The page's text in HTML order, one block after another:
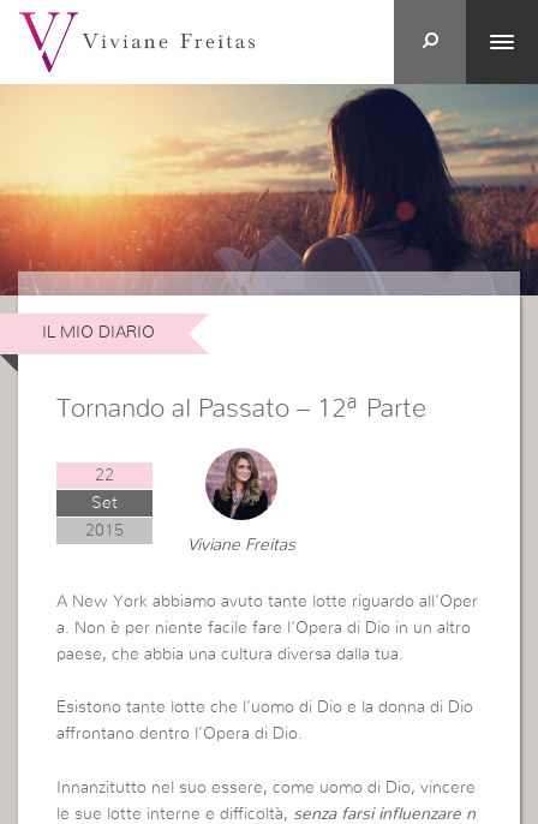
IL MIO DIARIO
Tornando al Passato – 12ª Parte
22
Set
2015
Viviane Freitas
A New York abbiamo avuto tante lotte riguardo all’Oper
a. Non è per niente facile fare l’Opera di Dio in un altro
paese, che abbia una cultura diversa dalla tua.
Esistono tante lotte che l’uomo di Dio e la donna di Dio
affrontano dentro l’Opera di Dio.
Innanzitutto nel suo essere, come uomo di Dio, vincere
le sue lotte interne e difficoltà, senza farsi influenzare n